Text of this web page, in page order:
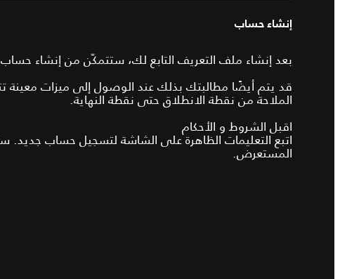
إنشاء حساب
بعد إنشاء ملف التعريف التابع لك، ستتمكّن من إنشاء حساب Touch Pro Navigation عن طريق تحديد "تسجيل الدخول" على شاشة الملاحة الرئيسية.
الملاحة من نقطة الانطلاق حتى نقطة النهاية.
اقبل الشروط و الأحكام
المستعرض.